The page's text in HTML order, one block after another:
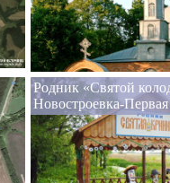
Родник «Святой
Новостроевка-Первая